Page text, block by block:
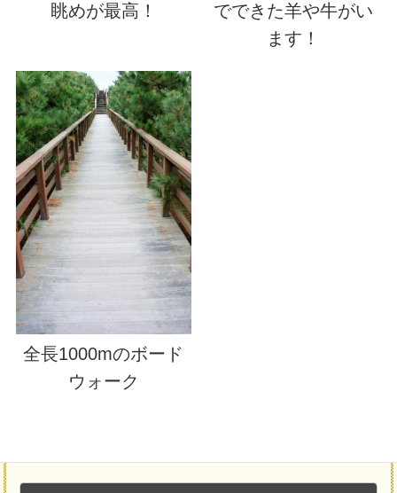
眺めが最高！
でできた羊や牛がい
ます！
全長1000mのボード
ウォーク